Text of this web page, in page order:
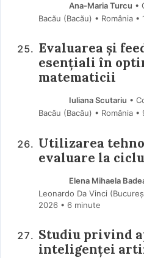
Ana-Maria Turcu •
Bacău (Bacău) • România
Evaluarea și
esențiali în
matematicii
Iuliana Scutariu •
Bacău (Bacău) • România
Utilizarea
evaluare la
Elena Mihaela
Leonardo Da Vinci
2026 • 6 minute
Studiu privind
inteligenței